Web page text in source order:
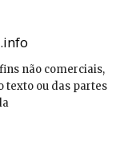
não comerciais,
texto ou das partes